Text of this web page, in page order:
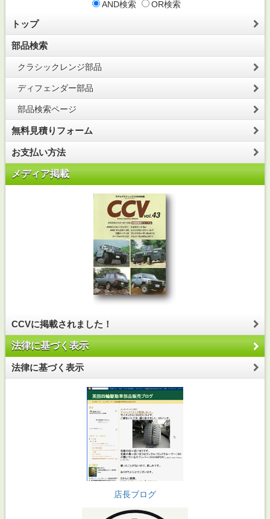
AND検索 OR検索
トップ
部品検索
クラシックレンジ部品
ディフェンダー部品
部品検索ページ
無料見積りフォーム
お支払い方法
メディア掲載
CCVに掲載されました！
法律に基づく表示
法律に基づく表示
店長ブログ